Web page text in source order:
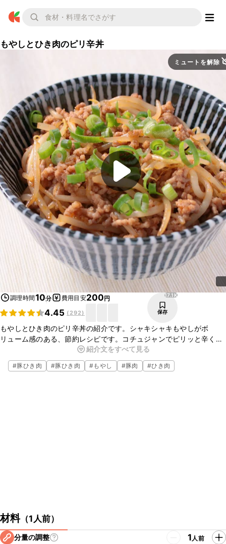
もやしとひき肉のピリ辛丼
ミュートを解除
調理時間10分 費用目安200円
4.45 (292)
17.1K
保存
もやしとひき肉のピリ辛丼の紹介です。シャキシャキもやしがボ
リューム感のある、節約レシピです。コチュジャンでピリッと辛く、
食欲をそそる一品です。ごはんに乗せず、おかずとしてもおいしく召
し上がれますので、ぜひお試しください。
紹介文をすべて見る
#豚ひき肉 #豚ひき肉 #もやし #豚肉 #ひき肉
材料（1人前）
分量の調整 1人前